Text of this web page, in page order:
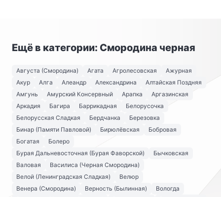
Ещё в категории: Смородина черная
Августа (Смородина) Агата Агролесовская
Ажурная
Акур
Алга Алеандр Александрина
Алтайская Поздняя
Амгунь
Амурский Консервный Арапка
Аргазинская
Аркадия
Багира Баррикадная
Белорусочка
Белорусская Сладкая
Бердчанка
Березовка
Бинар (Памяти Павловой)
Бирюлёвская
Бобровая
Богатая
Болеро
Бурая Дальневосточная (Бурая Фаворской)
Бычковская
Валовая
Василиса (Черная Смородина)
Велой (Ленинградская Сладкая)
Велюр
Венера (Смородина)
Верность (Былинная)
Вологда